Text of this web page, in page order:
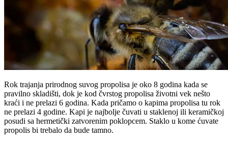
Rok trajanja prirodnog suvog propolisa je oko 8 godina kada se
pravilno skladišti, dok je kod čvrstog propolisa životni vek nešto
kraći i ne prelazi 6 godina. Kada pričamo o kapima propolisa tu rok
ne prelazi 4 godine. Kapi je najbolje čuvati u staklenoj ili keramičkoj
posudi sa hermetički zatvorenim poklopcem. Staklo u kome ćuvate
propolis bi trebalo da bude tamno.